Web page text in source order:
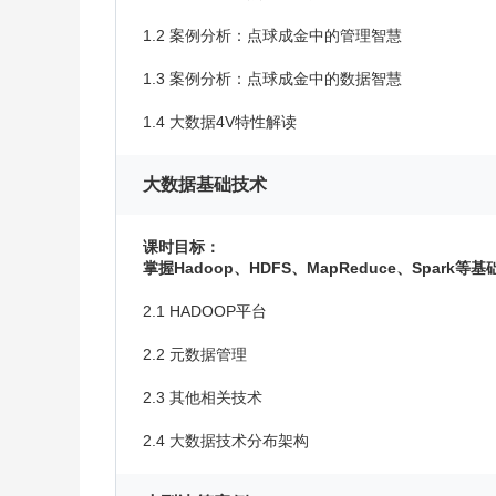
1.2 案例分析：点球成金中的管理智慧
1.3 案例分析：点球成金中的数据智慧
1.4 大数据4V特性解读
大数据基础技术
课时目标：
掌握Hadoop、HDFS、MapReduce、Spark等基
2.1 HADOOP平台
2.2 元数据管理
2.3 其他相关技术
2.4 大数据技术分布架构